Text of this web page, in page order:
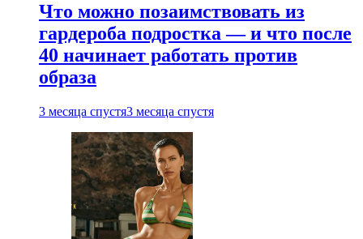
Что можно позаимствовать из
гардероба подростка — и что после
40 начинает работать против
образа
3 месяца спустя3 месяца спустя